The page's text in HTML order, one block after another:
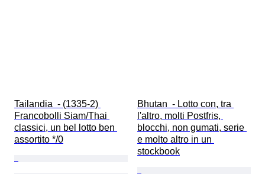
Tailandia  - (1335-2)
Francobolli Siam/Thai
classici, un bel lotto ben
assortito */0
Bhutan  - Lotto con, tra
l'altro, molti Postfris,
blocchi, non gumati, serie
e molto altro in un
stockbook